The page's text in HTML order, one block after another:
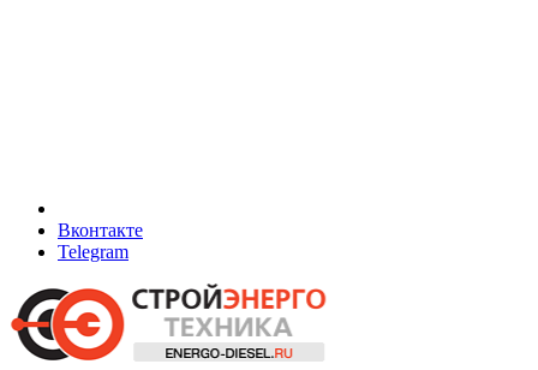
Вконтакте
Telegram